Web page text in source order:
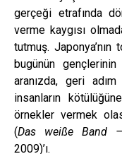
gerçeği etrafında
verme kaygısı
tutmuş. Japonya’nın
bugünün
aranızda, geri
insanların
örnekler vermek
(Das weiße Band
2009)’ı.